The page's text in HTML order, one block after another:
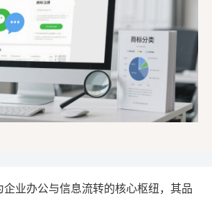
企业办公与信息流转的核心枢纽，其品